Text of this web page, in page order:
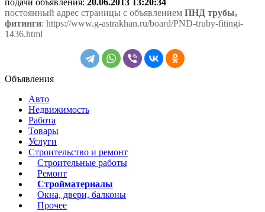
постоянный адрес страницы с объявлением ПНД трубы,
фитинги: https://www.g-astrakhan.ru/board/PND-truby-fitingi-
1436.html
Объявления
Авто
Недвижимость
Работа
Товары
Услуги
Строительство и ремонт
Строительные работы
Ремонт
Стройматериалы
Окна, двери, балконы
Прочее